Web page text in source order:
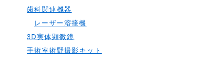
歯科関連機器
レーザー溶接機
3D実体顕微鏡
手術室術野撮影キット